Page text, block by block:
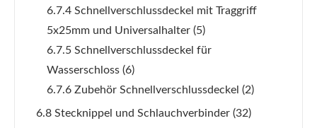
6.7.4 Schnellverschlussdeckel mit Traggriff
5x25mm und Universalhalter (5)
6.7.5 Schnellverschlussdeckel für
Wasserschloss (6)
6.7.6 Zubehör Schnellverschlussdeckel (2)
6.8 Stecknippel und Schlauchverbinder (32)